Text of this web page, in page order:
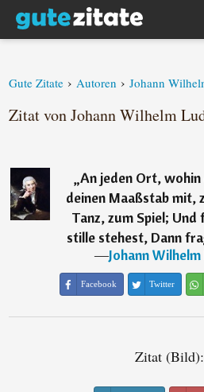
Gute Zitate › Autoren › Johann
Zitat von Johann Wilhelm
„An jeden Ort,
deinen Maaßstab mit,
Tanz, zum Spiel;
stille stehest, Dann
―Johann
Facebook Twitter
Zitat (Bild):